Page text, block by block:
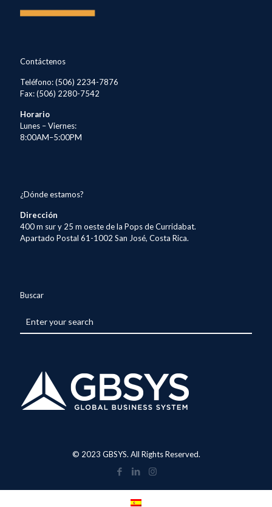
Contáctenos
Teléfono: (506) 2234-7876
Fax: (506) 2280-7542
Horario
Lunes – Viernes:
8:00AM–5:00PM
¿Dónde estamos?
Dirección
400 m sur y 25 m oeste de la Pops de Curridabat.
Apartado Postal 61-1002 San José, Costa Rica.
Buscar
© 2023 GBSYS. All Rights Reserved.